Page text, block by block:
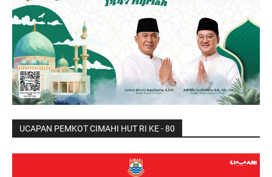
UCAPAN PEMKOT CIMAHI HUT RI KE - 80